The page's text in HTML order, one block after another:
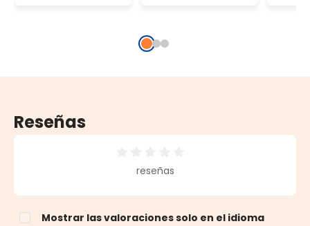
negro
juegos de luces
negro
Reseñas
Calificación promedio de 0 de 5 estrellas
reseñas
Mostrar las valoraciones solo en el idioma